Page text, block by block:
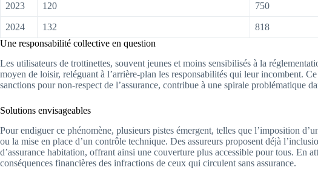
2023 120 750
2024 132
818
Une responsabilité collective en question
Les utilisateurs de trottinettes, souvent jeunes et moins sensibilisés à la
moyen de loisir, reléguant à l’arrière-plan les responsabilités qui leur incombent.
sanctions pour non-respect de l’assurance, contribue à une spirale problématique
Solutions envisageables
Pour endiguer ce phénomène, plusieurs pistes émergent, telles que l’imposition
ou la mise en place d’un contrôle technique. Des assureurs proposent déjà
d’assurance habitation, offrant ainsi une couverture plus accessible pour tous. En
conséquences financières des infractions de ceux qui circulent sans assurance.